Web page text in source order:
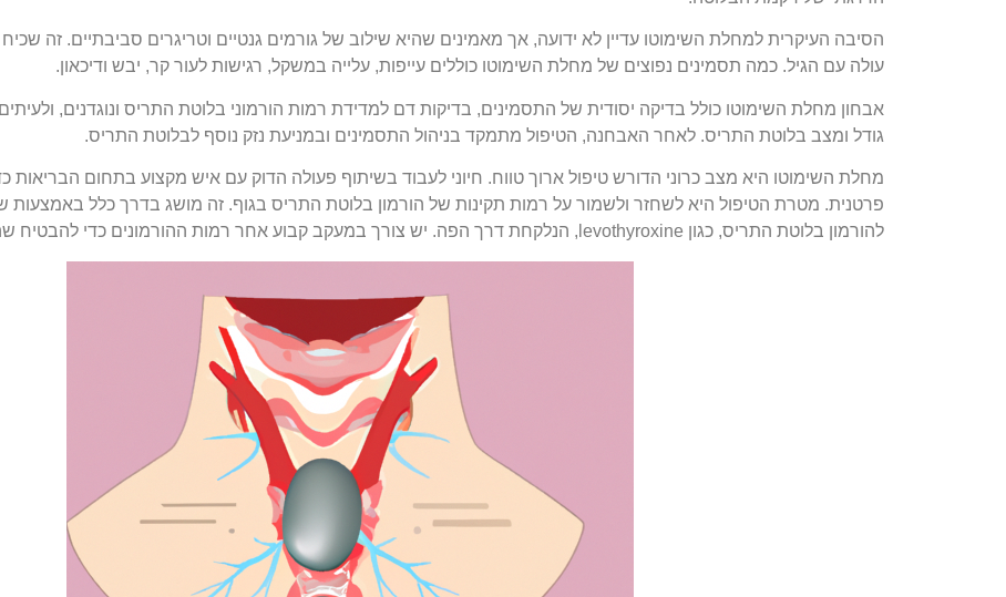
הסיבה העיקרית למחלת השימוטו עדיין לא ידועה, אך מאמינים שהיא שילוב של גורמים גנטיים וטריגרים סביבתיים. זה שכיח
עולה עם הגיל. כמה תסמינים נפוצים של מחלת השימוטו כוללים עייפות, עלייה במשקל, רגישות לעור קר, יבש ודיכאון.
אבחון מחלת השימוטו כולל בדיקה יסודית של התסמינים, בדיקות דם למדידת רמות הורמוני בלוטת התריס ונוגדנים,
גודל ומצב בלוטת התריס. לאחר האבחנה, הטיפול מתמקד בניהול התסמינים ובמניעת נזק נוסף לבלוטת התריס.
מחלת השימוטו היא מצב כרוני הדורש טיפול ארוך טווח. חיוני לעבוד בשיתוף פעולה הדוק עם איש מקצוע בתחום הבריאות
פרטנית. מטרת הטיפול היא לשחזר ולשמור על רמות תקינות של הורמון בלוטת התריס בגוף. זה מושג בדרך כלל באמצעות
להורמון בלוטת התריס, כגון levothyroxine, הנלקחת דרך הפה. יש צורך במעקב קבוע אחר רמות ההורמונים כדי להבטיח שהמינון מותאם ביעילות.